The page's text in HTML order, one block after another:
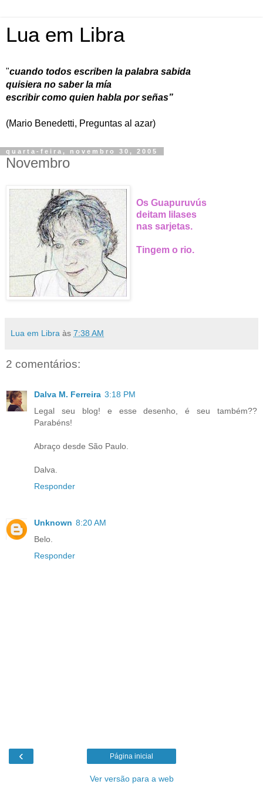
Lua em Libra
"cuando todos escriben la palabra sabida
quisiera no saber la mía
escribir como quien habla por señas”
(Mario Benedetti, Preguntas al azar)
quarta-feira, novembro 30, 2005
Novembro
Os Guapuruvús
deitam lilases
nas sarjetas.
Tingem o rio.
Lua em Libra às 7:38 AM
2 comentários:
Dalva M. Ferreira 3:18 PM
Legal seu blog! e esse desenho, é seu também??
Parabéns!
Abraço desde São Paulo.
Dalva.
Responder
Unknown 8:20 AM
Belo.
Responder
‹ Página inicial
Ver versão para a web